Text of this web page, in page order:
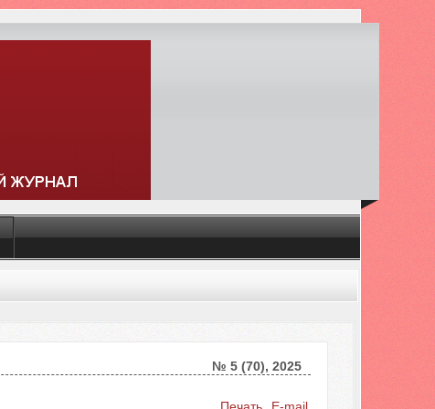
Искать...
№ 5 (70), 2025